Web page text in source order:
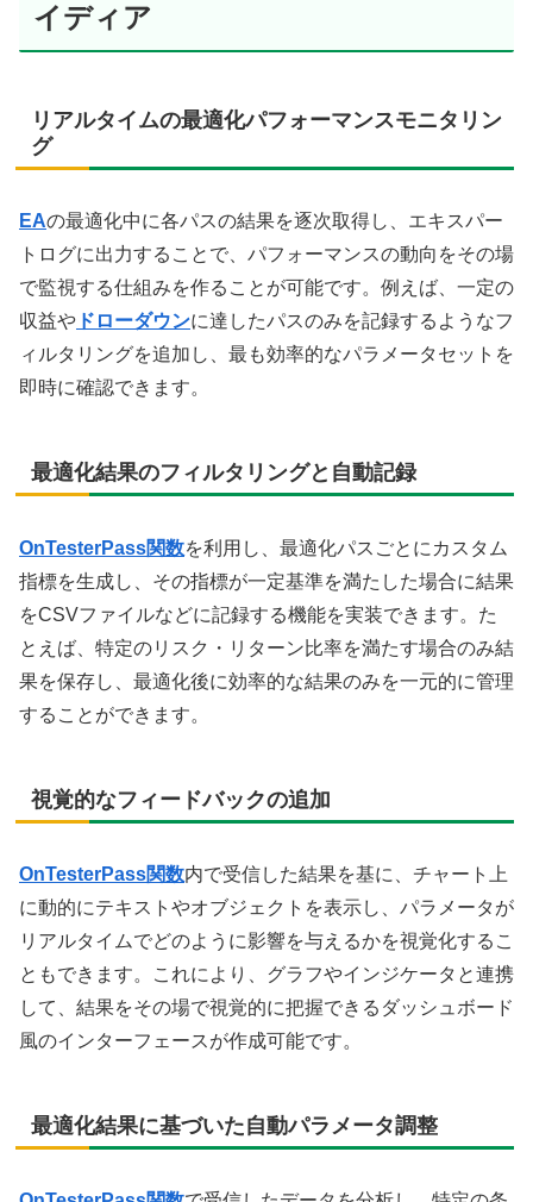
イディア
リアルタイムの最適化パフォーマンスモニタリン
グ
EAの最適化中に各パスの結果を逐次取得し、エキスパー
トログに出力することで、パフォーマンスの動向をその場
で監視する仕組みを作ることが可能です。例えば、一定の
収益や ドローダウンに達したパスのみを記録するようなフ
ィルタリングを追加し、最も効率的なパラメータセットを
即時に確認できます。
最適化結果のフィルタリングと自動記録
OnTesterPass関数を利用し、最適化パスごとにカスタム
指標を生成し、その指標が一定基準を満たした場合に結果
をCSVファイルなどに記録する機能を実装できます。た
とえば、特定のリスク・リターン比率を満たす場合のみ結
果を保存し、最適化後に効率的な結果のみを一元的に管理
することができます。
視覚的なフィードバックの追加
OnTesterPass関数内で受信した結果を基に、チャート上
に動的にテキストやオブジェクトを表示し、パラメータが
リアルタイムでどのように影響を与えるかを視覚化するこ
ともできます。これにより、グラフやインジケータと連携
して、結果をその場で視覚的に把握できるダッシュボード
風のインターフェースが作成可能です。
最適化結果に基づいた自動パラメータ調整